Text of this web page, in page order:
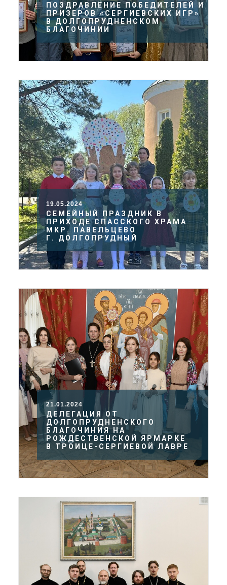
ПОЗДРАВЛЕНИЕ ПОБЕДИТЕЛЕЙ И
ПРИЗЕРОВ «СЕРГИЕВСКИХ ИГР»
В ДОЛГОПРУДНЕНСКОМ
БЛАГОЧИНИИ
19.05.2024
СЕМЕЙНЫЙ ПРАЗДНИК В
ПРИХОДЕ СПАССКОГО ХРАМА
МКР. ПАВЕЛЬЦЕВО
Г. ДОЛГОПРУДНЫЙ
21.01.2024
ДЕЛЕГАЦИЯ ОТ
ДОЛГОПРУДНЕНСКОГО
БЛАГОЧИНИЯ НА
РОЖДЕСТВЕНСКОЙ ЯРМАРКЕ
В ТРОИЦЕ-СЕРГИЕВОЙ ЛАВРЕ